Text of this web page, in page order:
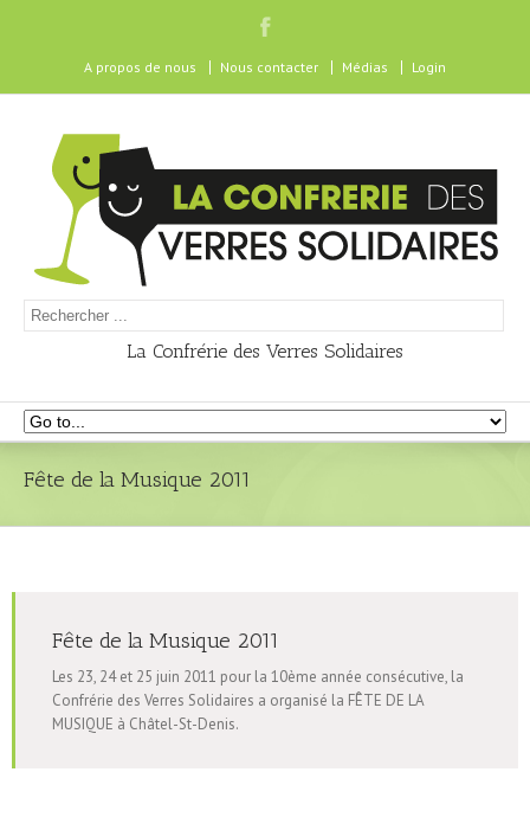
A propos de nous Nous contacter Médias Login
La Confrérie des Verres Solidaires
Fête de la Musique 2011
Fête de la Musique 2011
Les 23, 24 et 25 juin 2011 pour la 10ème année consécutive, la
Confrérie des Verres Solidaires a organisé la FÊTE DE LA
MUSIQUE à Châtel-St-Denis.